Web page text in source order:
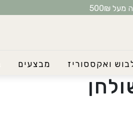
500₪
ואקססוריז מבצעים